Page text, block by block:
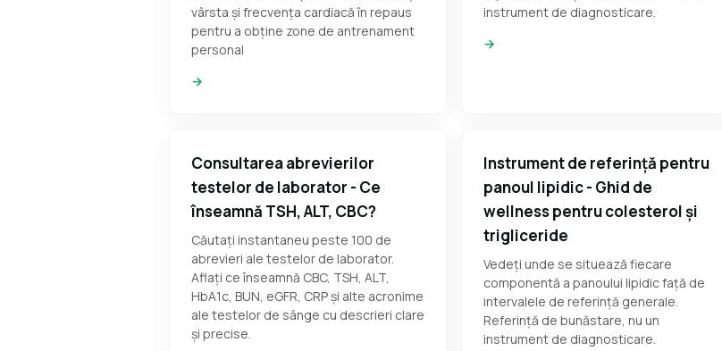
vârsta și frecvența cardiacă în repaus
pentru a obține zone de antrenament
personal
→
instrument de diagnosticare.
→
Consultarea abrevierilor
testelor de laborator - Ce
înseamnă TSH, ALT, CBC?
Căutați instantaneu peste 100 de
abrevieri ale testelor de laborator.
Aflați ce înseamnă CBC, TSH, ALT,
HbA1c, BUN, eGFR, CRP și alte acronime
ale testelor de sânge cu descrieri clare
și precise.
Instrument de referință pentru
panoul lipidic - Ghid de
wellness pentru colesterol și
trigliceride
Vedeți unde se situează fiecare
componentă a panoului lipidic față de
intervalele de referință generale.
Referință de bunăstare, nu un
instrument de diagnosticare.